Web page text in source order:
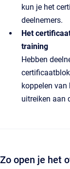
kun je het
deelnemers.
Het
training
Hebben
koppelen
uitreiken aan
Zo open je het